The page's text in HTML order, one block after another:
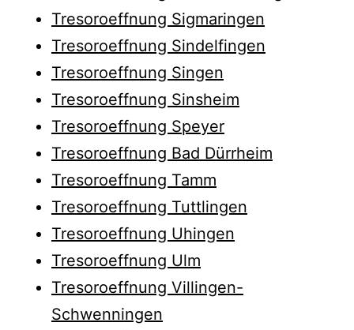
Tresoroeffnung Sigmaringen
Tresoroeffnung Sindelfingen
Tresoroeffnung Singen
Tresoroeffnung Sinsheim
Tresoroeffnung Speyer
Tresoroeffnung Bad Dürrheim
Tresoroeffnung Tamm
Tresoroeffnung Tuttlingen
Tresoroeffnung Uhingen
Tresoroeffnung Ulm
Tresoroeffnung Villingen-
Schwenningen